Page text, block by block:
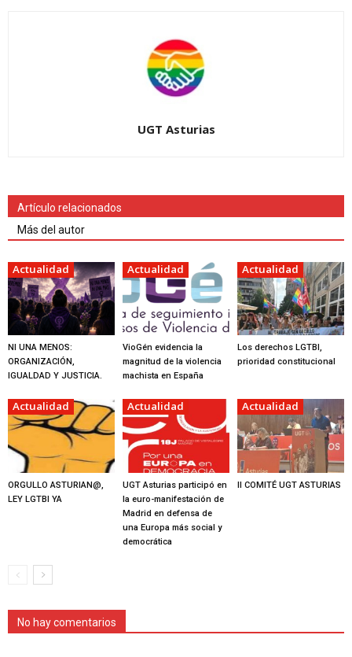
UGT Asturias
Artículo relacionados
Más del autor
Actualidad
NI UNA MENOS:
ORGANIZACIÓN,
IGUALDAD Y JUSTICIA.
Actualidad
VioGén evidencia la
magnitud de la violencia
machista en España
Actualidad
Los derechos LGTBI,
prioridad constitucional
Actualidad
ORGULLO ASTURIAN@,
LEY LGTBI YA
Actualidad
UGT Asturias participó en
la euro-manifestación de
Madrid en defensa de
una Europa más social y
democrática
Actualidad
II COMITÉ UGT ASTURIAS
No hay comentarios